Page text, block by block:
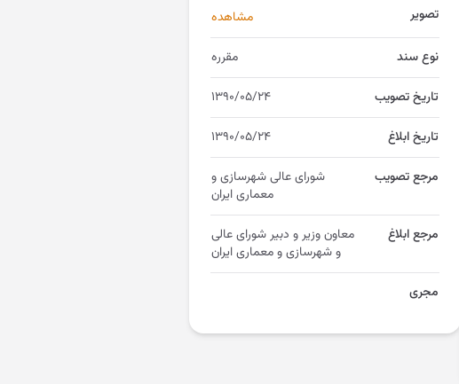
تصویر مشاهده
نوع سند مقرره
تاریخ تصویب ۱۳۹۰/۰۵/۲۴
تاریخ ابلاغ ۱۳۹۰/۰۵/۲۴
مرجع تصویب
شورای عالی شهرسازی و
معماری ایران
مرجع ابلاغ
معاون وزیر و دبیر شورای عالی
و شهرسازی و معماری ایران
مجری